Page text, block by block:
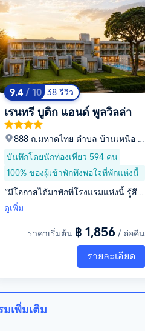
9.4 / 10 38 รีวิว
เรนทรี บูติก แอนด์ พูลวิลล่า
888 ถ.มหาดไทย ตำบล บ้านเหนือ
อำเภอเมือง, ตำบล บ้านเหนือ, จังหวั
ดกาญจนบุรี, 71000
บันทึกโดยนักท่องเที่ยว 594 คน
100% ของผู้เข้าพักพึงพอใจที่พักแห่งนี้
“มีโอกาสได้มาพักที่โรงแรมแห่งนี้ รู้สึก
ประทับใจตั้งแต่เช็กอิน พนักงานให้การ
ห้องพักสะอาด กว้างขวาง สิ่งอำนวยคว
ามสะดวกครบครัน เช่น ไดร์เป่าผม เตี
ยงนอนสบาย แอร์เย็น น้ำไหลแรง บรร
ล้แหล่งท่องเที่ยวในในเมือและร้านอาห
าร โดยรวมเป็นการเข้าพักที่คุ้มค่า ได้รั
ดูเพิ่ม
ราคาเริ่มต้น ฿ 1,856 / ต่อคืน
รายละเอียด
มเพิ่มเติม